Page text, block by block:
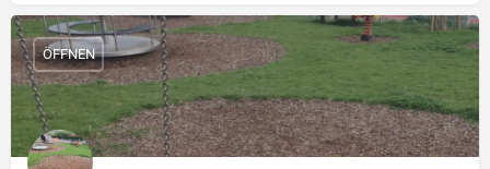
ÖFFNEN